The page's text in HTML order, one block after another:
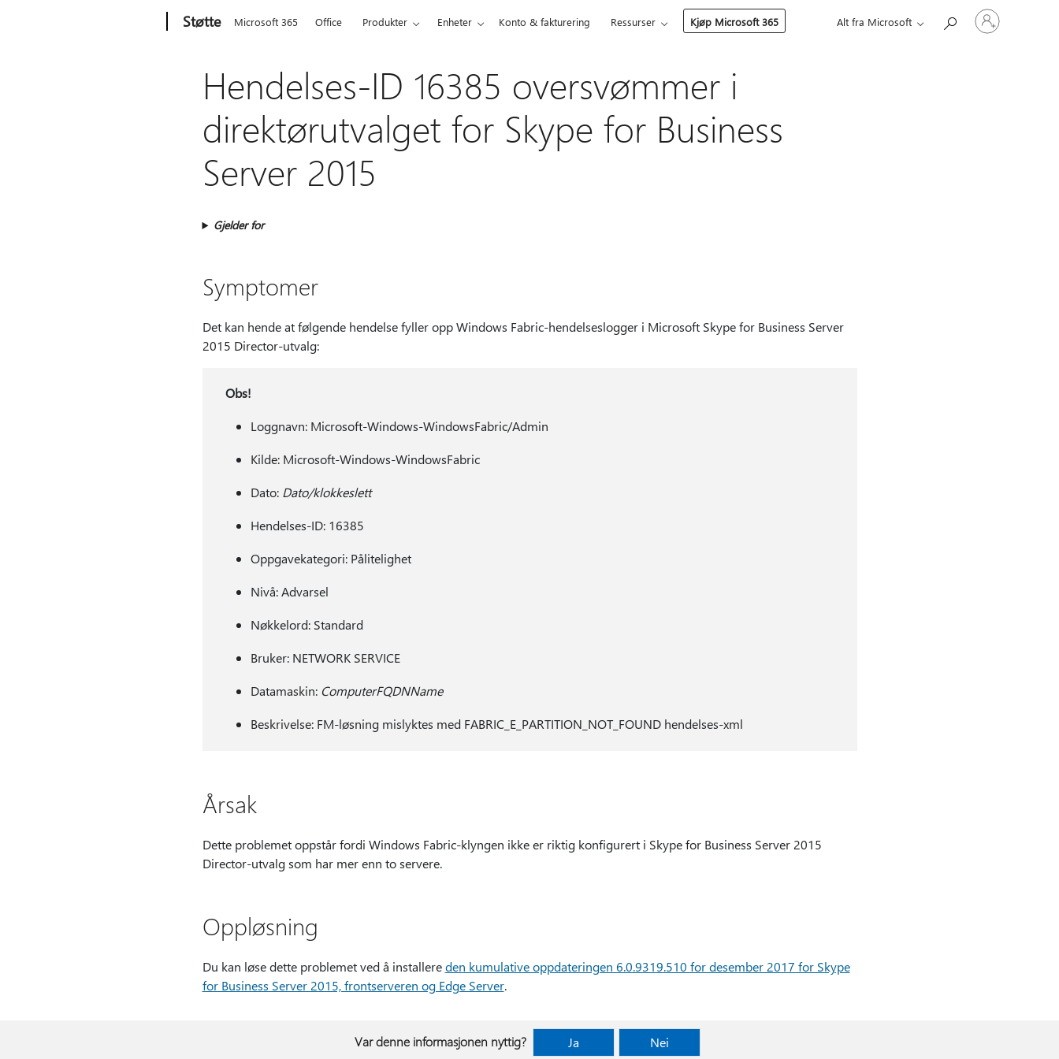
Støtte Microsoft 365 Office Produkter Enheter Konto & fakturering Ressurser Kjøp Microsoft 365 Alt fra Microsoft
Logg
på
kontoen
Hendelses-ID 16385 oversvømmer i
direktørutvalget for Skype for Business
Server 2015
Gjelder for
Symptomer
Det kan hende at følgende hendelse fyller opp Windows Fabric-hendelseslogger i Microsoft Skype for Business Server
2015 Director-utvalg:
Obs!
Loggnavn: Microsoft-Windows-WindowsFabric/Admin
Kilde: Microsoft-Windows-WindowsFabric
Dato: Dato/klokkeslett
Hendelses-ID: 16385
Oppgavekategori: Pålitelighet
Nivå: Advarsel
Nøkkelord: Standard
Bruker: NETWORK SERVICE
Datamaskin: ComputerFQDNName
Beskrivelse: FM-løsning mislyktes med FABRIC_E_PARTITION_NOT_FOUND hendelses-xml
Årsak
Dette problemet oppstår fordi Windows Fabric-klyngen ikke er riktig konfigurert i Skype for Business Server 2015
Director-utvalg som har mer enn to servere.
Oppløsning
Du kan løse dette problemet ved å installereden kumulative oppdateringen 6.0.9319.510 for desember 2017 for Skype
for Business Server 2015, frontserveren og Edge Server.
Var denne informasjonen nyttig? Ja Nei